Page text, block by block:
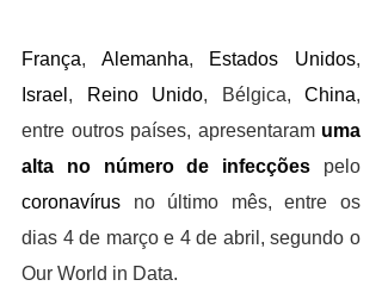
França, Alemanha, Estados Unidos
Israel , Reino Unido, Bélgica, China,
entre outros países, apresentaram uma
alta no número de infecções
coronavírus no último mês, entre os
dias 4 de março e 4 de abril, segundo o
Our World in Data.